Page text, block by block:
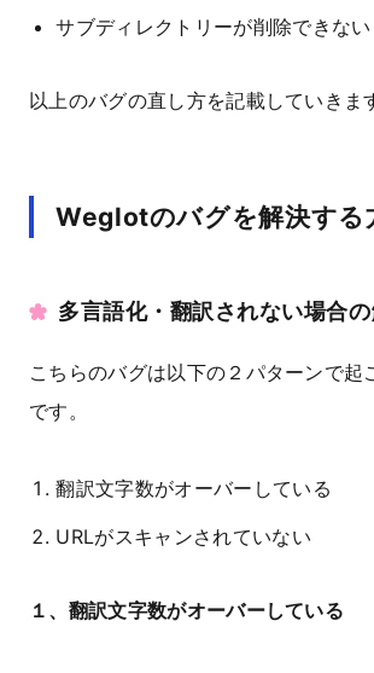
サブディレクトリーが削除できない
以上のバグの直し方を記載していきま
Weglotのバグを解決する
多言語化・翻訳されない場合
こちらのバグは以下の２パターンで起
です。
翻訳文字数がオーバーしている
URLがスキャンされていない
１、翻訳文字数がオーバーしている